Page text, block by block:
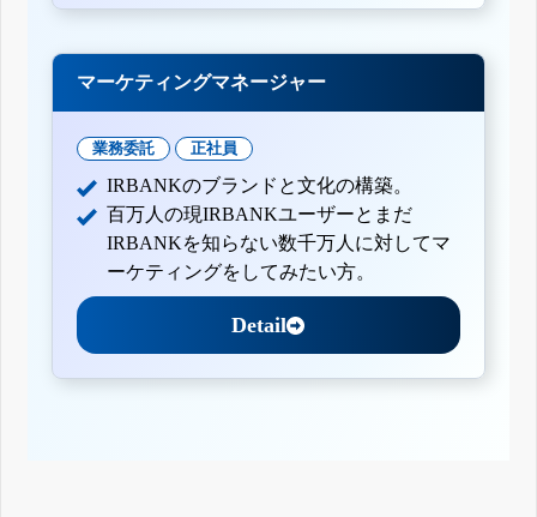
マーケティングマネージャー
業務委託 正社員
IRBANKのブランドと文化の構築。
百万人の現IRBANKユーザーとまだ
IRBANKを知らない数千万人に対してマ
ーケティングをしてみたい方。
Detail